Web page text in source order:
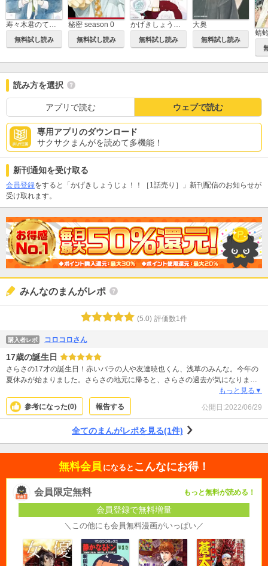
寿々木君のていねいな生活
無料試し読み
秘密 season 0
無料試し読み
かげきしょうじょ！！
無料試し読み
大奥
無料試し読み
蜻
読み方を選択
アプリで読む ウェブで読む
専用アプリのダウンロード
サクサクまんがを読めて多機能！
新刊通知を受け取る
会員登録をすると「かげきしょうじょ！！［1話売り］」新刊配信のお知らせが
受け取れます。
みんなのまんがレポ
(5.0) 評価数1件
購入者レポ コロコロさん
17歳の誕生日
さらさの17才の誕生日！赤いバラの人や友達暁也くん、浅草のみんな。今年の
夏休みが始まりました。さらさの地元に帰ると、さらさの過去が気になりま
もっと見る▼
参考になった(0) 報告する 公開日:2022/06/29
全てのまんがレポを見る(1件)
無料会員 になると こんなにお得！
会員限定無料 もっと無料が読める！
会員登録で無料増量
＼この他にも会員無料漫画がいっぱい／